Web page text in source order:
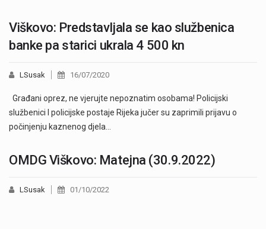
Viškovo: Predstavljala se kao službenica
banke pa starici ukrala 4 500 kn
LSusak 16/07/2020
Građani oprez, ne vjerujte nepoznatim osobama! Policijski
službenici I policijske postaje Rijeka jučer su zaprimili prijavu o
počinjenju kaznenog djela…
OMDG Viškovo: Matejna (30.9.2022)
LSusak 01/10/2022